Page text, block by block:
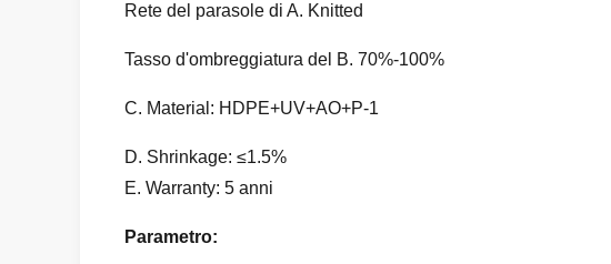
Rete del parasole di A. Knitted
Tasso d'ombreggiatura del B. 70%-100%
C. Material: HDPE+UV+AO+P-1
D. Shrinkage: ≤1.5%
E. Warranty: 5 anni
Parametro: